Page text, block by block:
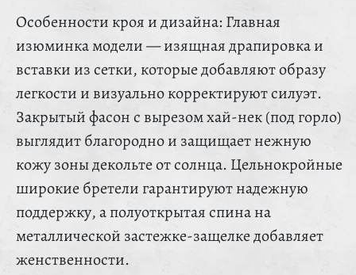
Особенности кроя и дизайна: Главная
изюминка модели — изящная драпировка и
вставки из сетки, которые добавляют образу
легкости и визуально корректируют силуэт.
Закрытый фасон с вырезом хай-нек (под горло)
выглядит благородно и защищает нежную
кожу зоны декольте от солнца. Цельнокройные
широкие бретели гарантируют надежную
поддержку, а полуоткрытая спина на
металлической застежке-защелке добавляет
женственности.